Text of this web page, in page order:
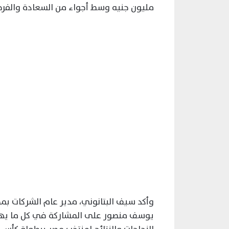
مليون جنيه وسط أجواء من السعادة
وأكد سيف البتانوني، مدير عام
يوسف منصور على المشاركة في كل ما يهم